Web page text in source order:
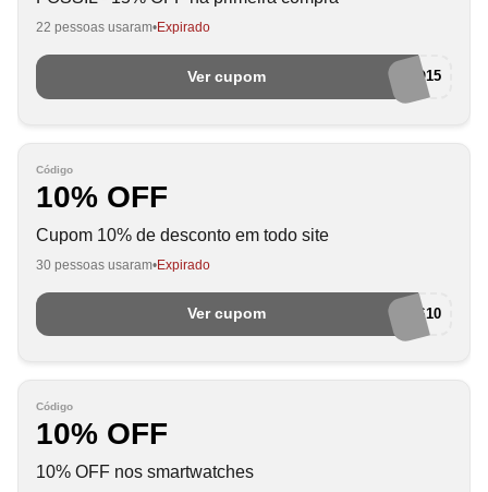
22 pessoas usaram Expirado
Ver cupom BEMVINDO15
Código
10% OFF
Cupom 10% de desconto em todo site
30 pessoas usaram Expirado
Ver cupom EUAMOCUPONS10
Código
10% OFF
10% OFF nos smartwatches